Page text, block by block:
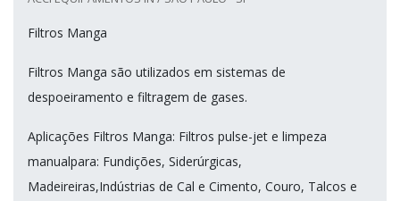
Filtros Manga
Filtros Manga são utilizados em sistemas de
despoeiramento e filtragem de gases.
Aplicações Filtros Manga: Filtros pulse-jet e limpeza
manualpara: Fundições, Siderúrgicas,
Madeireiras,Indústrias de Cal e Cimento, Couro, Talcos e